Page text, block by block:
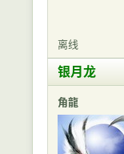
离线
银月龙
角龍